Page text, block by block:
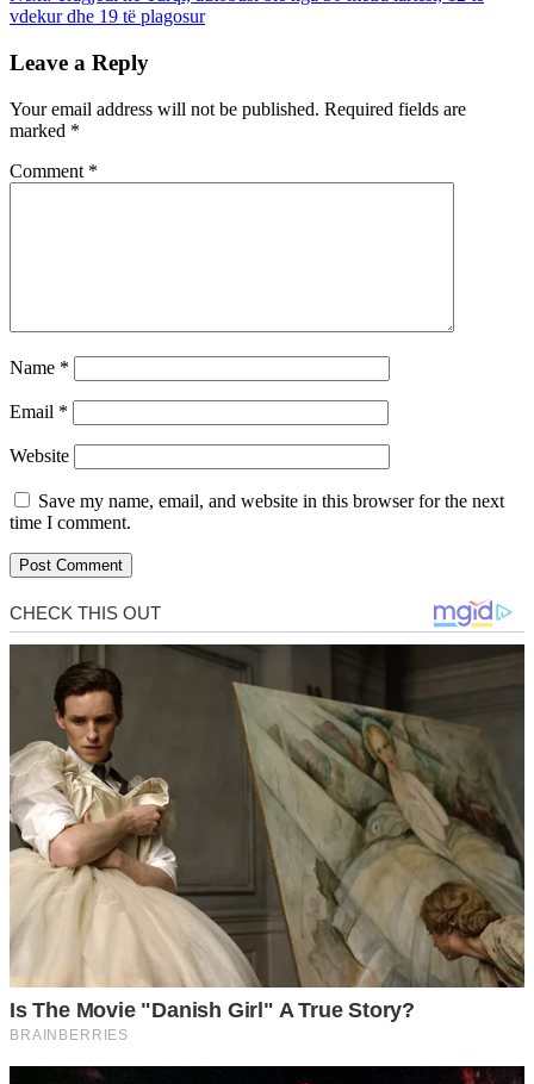
vdekur dhe 19 të plagosur
Leave a Reply
Your email address will not be published. Required fields are
marked *
Comment *
Name *
Email *
Website
Save my name, email, and website in this browser for the next
time I comment.